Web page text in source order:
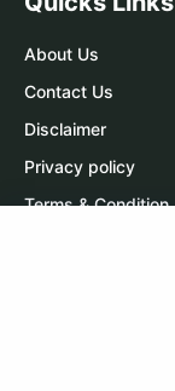
About Us
Contact Us
Disclaimer
Privacy policy
Terms & Condition